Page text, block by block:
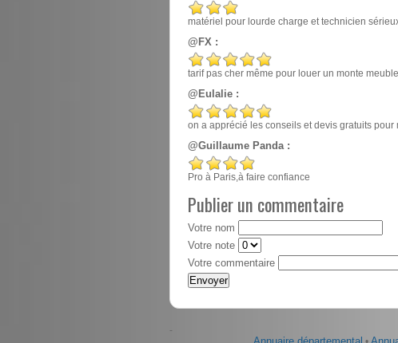
matériel pour lourde charge et technicien
@FX :
tarif pas cher même pour louer un monte
@Eulalie :
on a apprécié les conseils et devis gratuits
@Guillaume Panda :
Pro à Paris,à faire confiance
Publier un commentaire
Votre nom
Votre note
Votre commentaire
-